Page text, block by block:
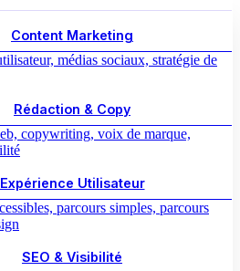
Content Marketing
Rédaction & Copy
Expérience Utilisateur
SEO & Visibilité